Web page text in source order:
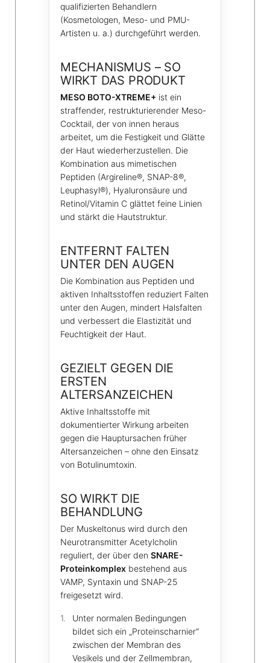
qualifizierten Behandlern
(Kosmetologen, Meso- und PMU-
Artisten u. a.) durchgeführt werden.
MECHANISMUS – SO
WIRKT DAS PRODUKT
MESO BOTO-XTREME+ ist ein
straffender, restrukturierender Meso-
Cocktail, der von innen heraus
arbeitet, um die Festigkeit und Glätte
der Haut wiederherzustellen. Die
Kombination aus mimetischen
Peptiden (Argireline®, SNAP-8®,
Leuphasyl®), Hyaluronsäure und
Retinol/Vitamin C glättet feine Linien
und stärkt die Hautstruktur.
ENTFERNT FALTEN
UNTER DEN AUGEN
Die Kombination aus Peptiden und
aktiven Inhaltsstoffen reduziert Falten
unter den Augen, mindert Halsfalten
und verbessert die Elastizität und
Feuchtigkeit der Haut.
GEZIELT GEGEN DIE
ERSTEN
ALTERSANZEICHEN
Aktive Inhaltsstoffe mit
dokumentierter Wirkung arbeiten
gegen die Hauptursachen früher
Altersanzeichen – ohne den Einsatz
von Botulinumtoxin.
SO WIRKT DIE
BEHANDLUNG
Der Muskeltonus wird durch den
Neurotransmitter Acetylcholin
reguliert, der über den SNARE-
Proteinkomplex bestehend aus
VAMP, Syntaxin und SNAP-25
freigesetzt wird.
Unter normalen Bedingungen
bildet sich ein „Proteinscharnier“
zwischen der Membran des
Vesikels und der Zellmembran,